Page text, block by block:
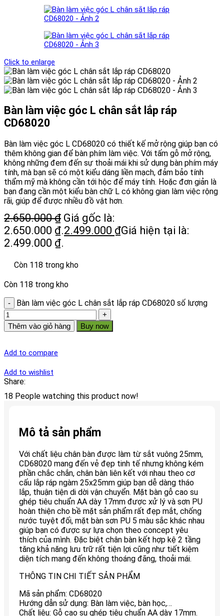
Click to enlarge
Bàn làm việc góc L chân sắt lắp ráp
CD68020
Bàn làm việc góc L CD68020 có thiết kế mở rộng giúp bạn có
thêm không gian để bàn phím làm việc. Với tấm gỗ mở rộng,
không những đem đến sự thoải mái khi sử dụng bàn phím máy
tính, mà bạn sẽ có một kiểu dáng liền mạch, đảm bảo tính
thẩm mỹ mà không cần tới hộc để máy tính. Hoặc đơn giản là
bạn đang cần một kiểu bàn chữ L có không gian làm việc rộng
rãi, giúp để được nhiều đồ vật hơn.
2.650.000₫ Giá gốc là:
2.650.000 ₫.2.499.000 ₫Giá hiện tại là:
2.499.000 ₫.
Còn 118 trong kho
Còn 118 trong kho
Bàn làm việc góc L chân sắt lắp ráp CD68020 số lượng
Thêm vào giỏ hàng Buy now
Add to compare
Add to wishlist
Share:
18 People watching this product now!
Mô tả sản phẩm
Với chất liệu chân bàn được làm từ sắt vuông 25mm,
CD68020 mang đến vẻ đẹp tinh tế nhưng không kém
phần chắc chắn, chân bàn liên kết với nhau theo cơ
cấu lắp ráp ngàm 25x25mm giúp bạn dễ dàng tháo
lắp, thuận tiện di dời vận chuyển. Mặt bàn gỗ cao su
ghép tiêu chuẩn AA dày 17mm được xử lý và sơn PU
hoàn thiện cho bề mặt sản phẩm rất đẹp mắt, chống
nước tuyệt đối, mặt bàn sơn PU 5 màu sắc khác nhau
giúp bạn có được sự lựa chọn theo concept yêu
thích của mình. Đặc biệt chân bàn kết hợp kệ 2 tầng
tăng khả năng lưu trữ rất tiện lợi cũng như tiết kiệm
diện tích mang đến không thoáng đãng, thoải mái.
THÔNG TIN CHI TIẾT SẢN PHẨM
Mã sản phẩm: CD68020
Hướng dẫn sử dụng: Bàn làm việc, bàn học,…
Chất liệu: Gỗ cao su ghép tiêu chuẩn AA dày 17mm.